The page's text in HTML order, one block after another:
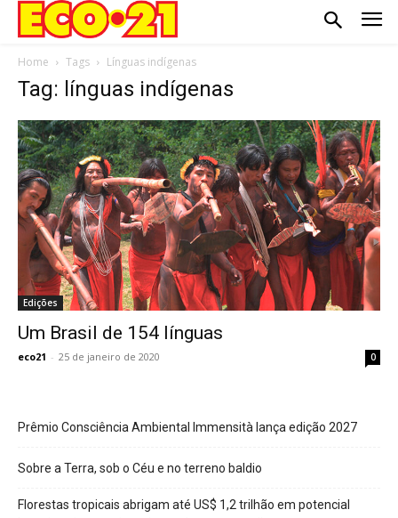
Home Tags Línguas indígenas
Tag: línguas indígenas
Edições
Um Brasil de 154 línguas
eco21 - 25 de janeiro de 2020 0
Prêmio Consciência Ambiental Immensità lança edição 2027
Sobre a Terra, sob o Céu e no terreno baldio
Florestas tropicais abrigam até US$ 1,2 trilhão em potencial